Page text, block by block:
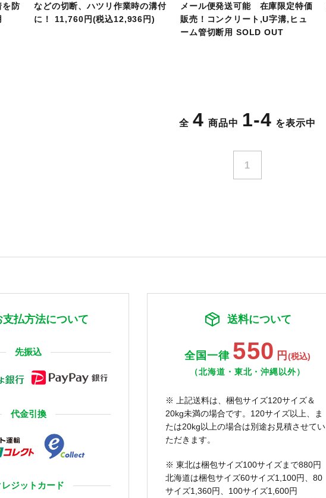
を防
などの切断、ハツリ作業時の溝付
に！ 11,760円(税込12,936円)
メール便発送可能 在庫限定特価
販売！コンクリート,U字溝,ヒュ
ーム管切断用 SOLD OUT
全 4 商品中 1-4 を表示中
1
支払方法について
先振込
代金引換
レジットカード
送料について
全国一律 550 円 (税込)
（北海道・東北・沖縄以外）
※ 上記送料は、梱包サイズ120サイズ＆
20kg未満の場合です。120サイズ以上、ま
たは20kg以上の場合は別途お見積させてい
ただきます。
※ 東北は梱包サイズ100サイズまで880円
北海道は梱包サイズ60サイズ1,100円、80
サイズ1,360円、100サイズ1,600円